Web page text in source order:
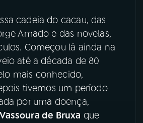
cadeia do cacau, das
Amado e das novelas,
Começou lá ainda na
até a década de 80
mais conhecido,
tivemos um período
por uma doença,
Vassoura de Bruxa que